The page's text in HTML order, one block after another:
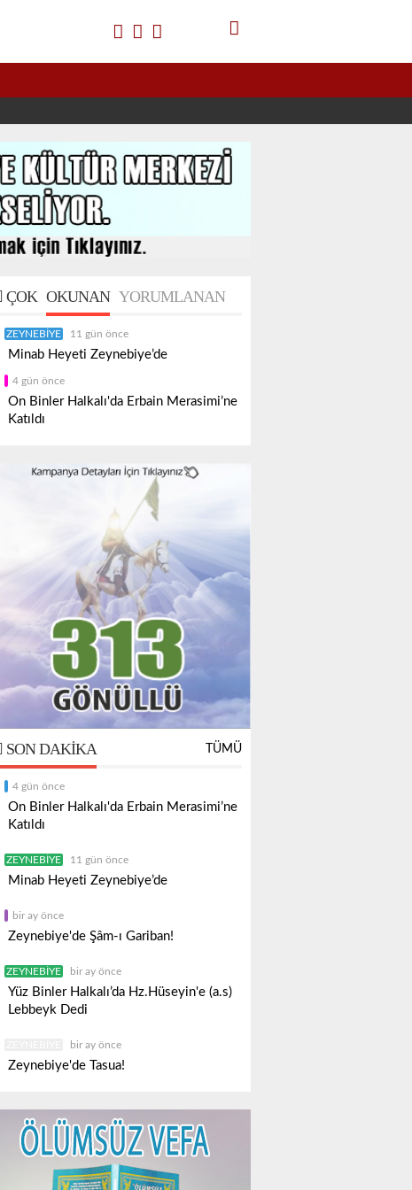
ÇOK OKUNAN YORUMLANAN
ZEYNEBIYE 11 gün önce
Minab Heyeti Zeynebiye’de
4 gün önce
On Binler Halkalı'da Erbain Merasimi’ne
Katıldı
SON DAKIKA TÜMÜ
4 gün önce
On Binler Halkalı'da Erbain Merasimi’ne
Katıldı
ZEYNEBIYE 11 gün önce
Minab Heyeti Zeynebiye’de
bir ay önce
Zeynebiye'de Şâm-ı Gariban!
ZEYNEBIYE bir ay önce
Yüz Binler Halkalı’da Hz.Hüseyin'e (a.s)
Lebbeyk Dedi
bir ay önce
Zeynebiye'de Tasua!